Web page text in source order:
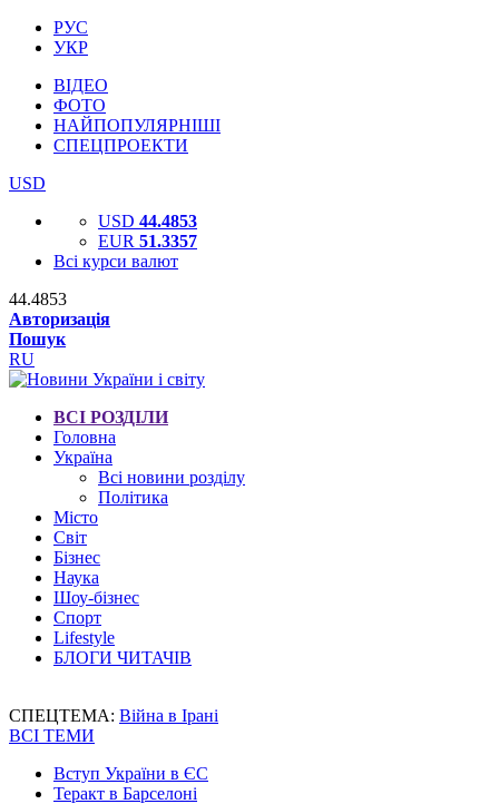
РУС
УКР
ВІДЕО
ФОТО
НАЙПОПУЛЯРНІШІ
СПЕЦПРОЕКТИ
USD
USD 44.4853
EUR 51.3357
Всі курси валют
44.4853
Авторизація
Пошук
RU
ВСІ РОЗДІЛИ
Головна
Україна
Всі новини розділу
Політика
Місто
Світ
Бізнес
Наука
Шоу-бізнес
Спорт
Lifestyle
БЛОГИ ЧИТАЧІВ
СПЕЦТЕМА: Війна в Ірані
ВСІ ТЕМИ
Вступ України в ЄС
Теракт в Барселоні